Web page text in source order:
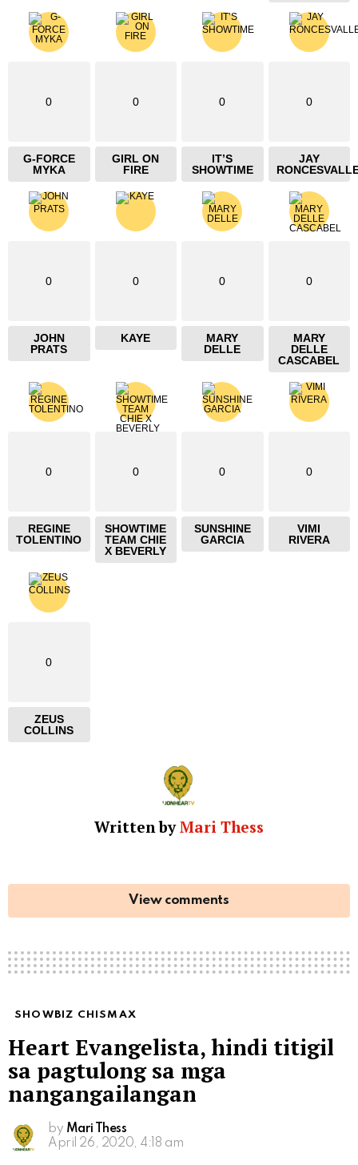
0
G-FORCE
MYKA
0
GIRL ON
FIRE
0
IT’S
SHOWTIME
0
JAY
0
JOHN
PRATS
0
KAYE
0
MARY
DELLE
0
MARY
DELLE
CASCABEL
0
REGINE
TOLENTINO
0
SHOWTIME
TEAM CHIE
X BEVERLY
0
SUNSHINE
GARCIA
0
VIMI
RIVERA
0
ZEUS
COLLINS
Written byMari Thess
View comments
SHOWBIZ CHISMAX
Heart Evangelista, hindi titigil
sa pagtulong sa mga
nangangailangan
by Mari Thess
April 26, 2020, 4:18 am